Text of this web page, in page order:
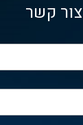
צור קשר